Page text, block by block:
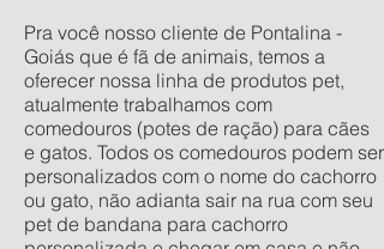
Pra você nosso cliente de Pontalina -
Goiás que é fã de animais, temos a
oferecer nossa linha de produtos pet,
atualmente trabalhamos com
comedouros (potes de ração) para cães
e gatos. Todos os comedouros podem ser
personalizados com o nome do cachorro
ou gato, não adianta sair na rua com seu
pet de bandana para cachorro